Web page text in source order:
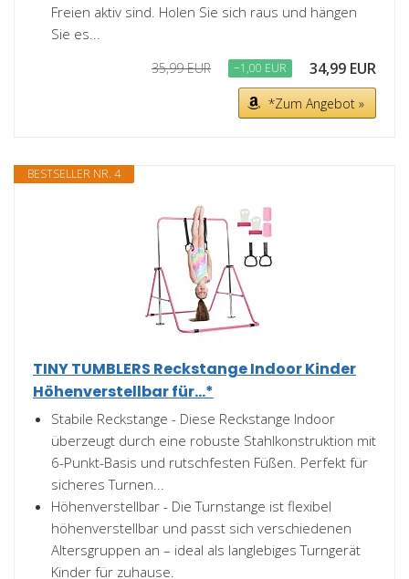
Freien aktiv sind. Holen Sie sich raus und hängen
Sie es...
35,99 EUR −1,00 EUR 34,99 EUR
*Zum Angebot »
BESTSELLER NR. 4
TINY TUMBLERS Reckstange Indoor Kinder
Höhenverstellbar für...*
Stabile Reckstange - Diese Reckstange Indoor
überzeugt durch eine robuste Stahlkonstruktion mit
6-Punkt-Basis und rutschfesten Füßen. Perfekt für
sicheres Turnen...
Höhenverstellbar - Die Turnstange ist flexibel
höhenverstellbar und passt sich verschiedenen
Altersgruppen an – ideal als langlebiges Turngerät
Kinder für zuhause.